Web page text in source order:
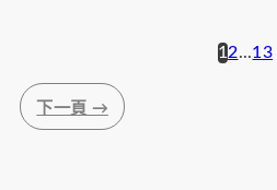
文
1 2...13
下一頁 →